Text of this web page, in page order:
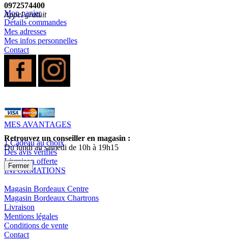
Mon panier
Détails commandes
Mes adresses
Mes infos personnelles
Contact
MES AVANTAGES
1 Cadeau au choix
Des avis vérifiés
Livraison offerte
INFORMATIONS
Magasin Bordeaux Centre
Magasin Bordeaux Chartrons
Livraison
Mentions légales
Conditions de vente
Contact
0972574400
Appel gratuit
Retrouvez un conseiller en magasin :
Du lundi au samedi de 10h à 19h15
Fermer